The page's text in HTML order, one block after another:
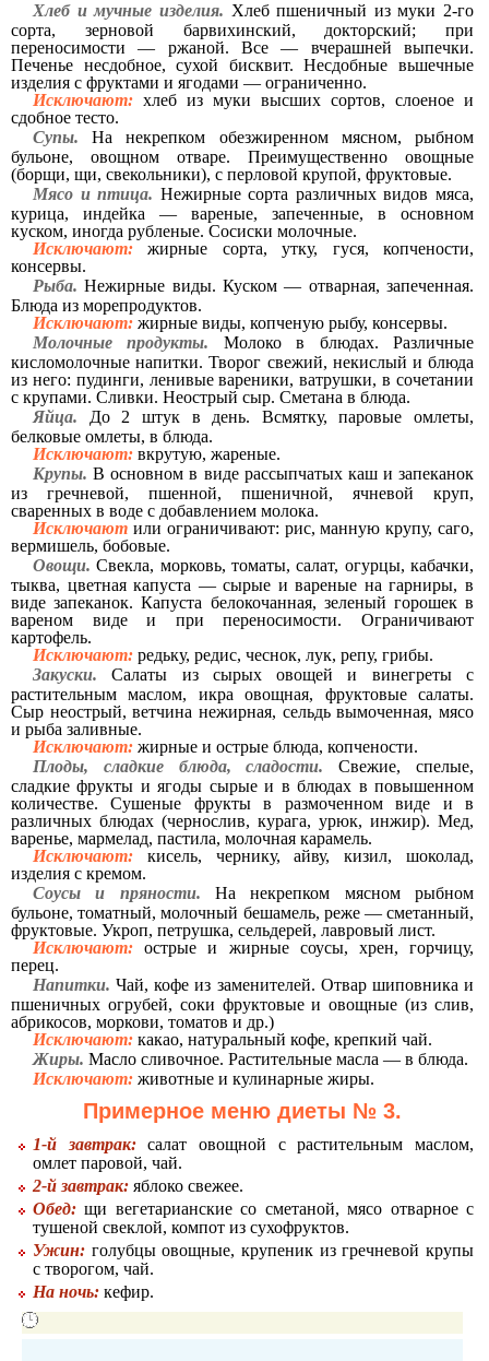
Хлеб и мучные изделия. Хлеб пшеничный из муки 2-го
сорта, зерновой барвихинский, докторский; при
переносимости — ржаной. Все — вчерашней выпечки.
Печенье несдобное, сухой бисквит. Несдобные вьшечные
изделия с фруктами и ягодами — ограниченно.
Исключают: хлеб из муки высших сортов, слоеное и
сдобное тесто.
Супы. На некрепком обезжиренном мясном, рыбном
бульоне, овощном отваре. Преимущественно овощные
(борщи, щи, свекольники), с перловой крупой, фруктовые.
Мясо и птица. Нежирные сорта различных видов мяса,
курица, индейка — вареные, запеченные, в основном
куском, иногда рубленые. Сосиски молочные.
Исключают: жирные сорта, утку, гуся, копчености,
консервы.
Рыба. Нежирные виды. Куском — отварная, запеченная.
Блюда из морепродуктов.
Исключают: жирные виды, копченую рыбу, консервы.
Молочные продукты. Молоко в блюдах. Различные
кисломолочные напитки. Творог свежий, некислый и блюда
из него: пудинги, ленивые вареники, ватрушки, в сочетании
с крупами. Сливки. Неострый сыр. Сметана в блюда.
Яйца. До 2 штук в день. Всмятку, паровые омлеты,
белковые омлеты, в блюда.
Исключают: вкрутую, жареные.
Крупы. В основном в виде рассыпчатых каш и запеканок
из гречневой, пшенной, пшеничной, ячневой круп,
сваренных в воде с добавлением молока.
Исключают или ограничивают: рис, манную крупу, саго,
вермишель, бобовые.
Овощи. Свекла, морковь, томаты, салат, огурцы, кабачки,
тыква, цветная капуста — сырые и вареные на гарниры, в
виде запеканок. Капуста белокочанная, зеленый горошек в
вареном виде и при переносимости. Ограничивают
картофель.
Исключают: редьку, редис, чеснок, лук, репу, грибы.
Закуски. Салаты из сырых овощей и винегреты с
растительным маслом, икра овощная, фруктовые салаты.
Сыр неострый, ветчина нежирная, сельдь вымоченная, мясо
и рыба заливные.
Исключают: жирные и острые блюда, копчености.
Плоды, сладкие блюда, сладости. Свежие, спелые,
сладкие фрукты и ягоды сырые и в блюдах в повышенном
количестве. Сушеные фрукты в размоченном виде и в
различных блюдах (чернослив, курага, урюк, инжир). Мед,
варенье, мармелад, пастила, молочная карамель.
Исключают: кисель, чернику, айву, кизил, шоколад,
изделия с кремом.
Соусы и пряности. На некрепком мясном рыбном
бульоне, томатный, молочный бешамель, реже — сметанный,
фруктовые. Укроп, петрушка, сельдерей, лавровый лист.
Исключают: острые и жирные соусы, хрен, горчицу,
перец.
Напитки. Чай, кофе из заменителей. Отвар шиповника и
пшеничных огрубей, соки фруктовые и овощные (из слив,
абрикосов, моркови, томатов и др.)
Исключают: какао, натуральный кофе, крепкий чай.
Жиры. Масло сливочное. Растительные масла — в блюда.
Исключают: животные и кулинарные жиры.
Примерное меню диеты № 3.
1-й завтрак:салат овощной с растительным маслом,
омлет паровой, чай.
2-й завтрак: яблоко свежее.
Обед: щи вегетарианские со сметаной, мясо отварное с
тушеной свеклой, компот из сухофруктов.
Ужин: голубцы овощные, крупеник из гречневой крупы
с творогом, чай.
На ночь: кефир.